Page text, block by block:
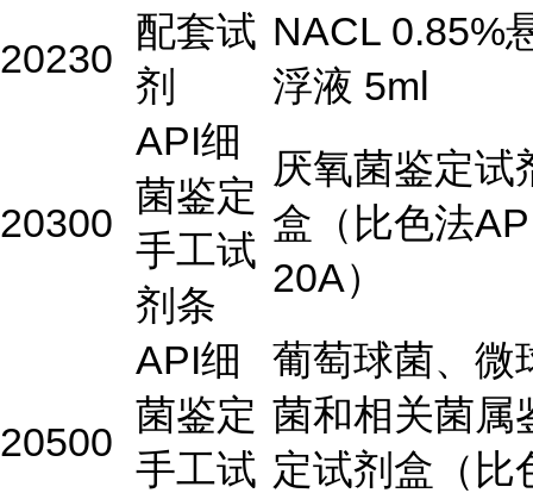
20230
配套试
剂
NACL 0.85%
浮液 5ml
20300
API细
菌鉴定
手工试
剂条
厌氧菌鉴定试
盒（比色法
20A）
20500
API细
菌鉴定
手工试
葡萄球菌、微
菌和相关菌属
定试剂盒（比